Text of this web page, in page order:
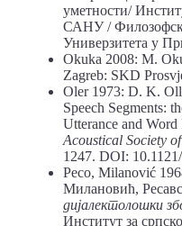
уметности/
САНУ /
Универзитета у
Okuka 2008: M.
Zagreb: SKD
Oler 1973: D. K.
Speech Segments:
Utterance and Word
Acoustical Society
1247. DOI:
Peco, Milanović
Милановић,
дијалектолошки
Институт за